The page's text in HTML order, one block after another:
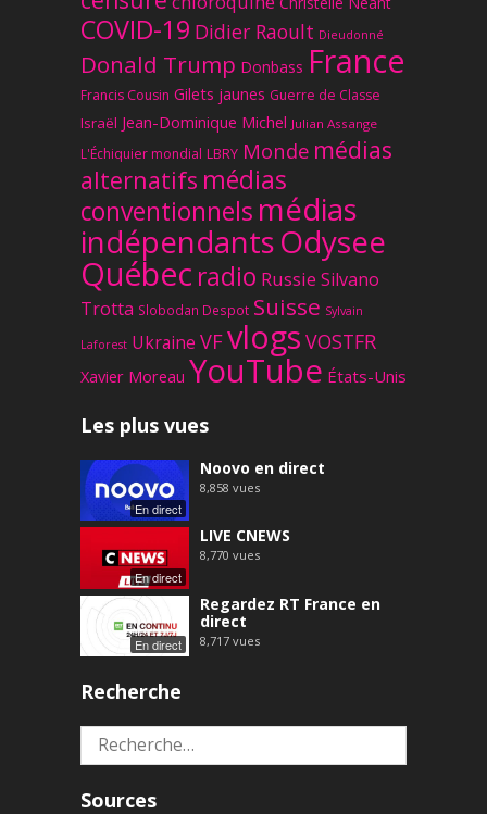
COVID-19 Didier Raoult Dieudonné
Donald Trump Donbass France
Francis Cousin Gilets jaunes Guerre de Classe
Israël Jean-Dominique Michel Julian Assange
L'Échiquier mondial LBRY Monde médias
alternatifs médias
conventionnels médias
indépendantsOdysee
Québec radio Russie Silvano
Trotta Slobodan Despot Suisse Sylvain
Laforest Ukraine VFvlogs VOSTFR
Xavier Moreau YouTube États-Unis
Les plus vues
En direct
Noovo en direct
8,858 vues
En direct
LIVE CNEWS
8,770 vues
En direct
Regardez RT France en
direct
8,717 vues
Recherche
Rechercher :
Sources